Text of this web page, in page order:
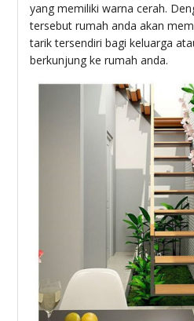
yang memiliki warna cerah.
tersebut rumah anda akan
tarik tersendiri bagi keluarga
berkunjung ke rumah anda.